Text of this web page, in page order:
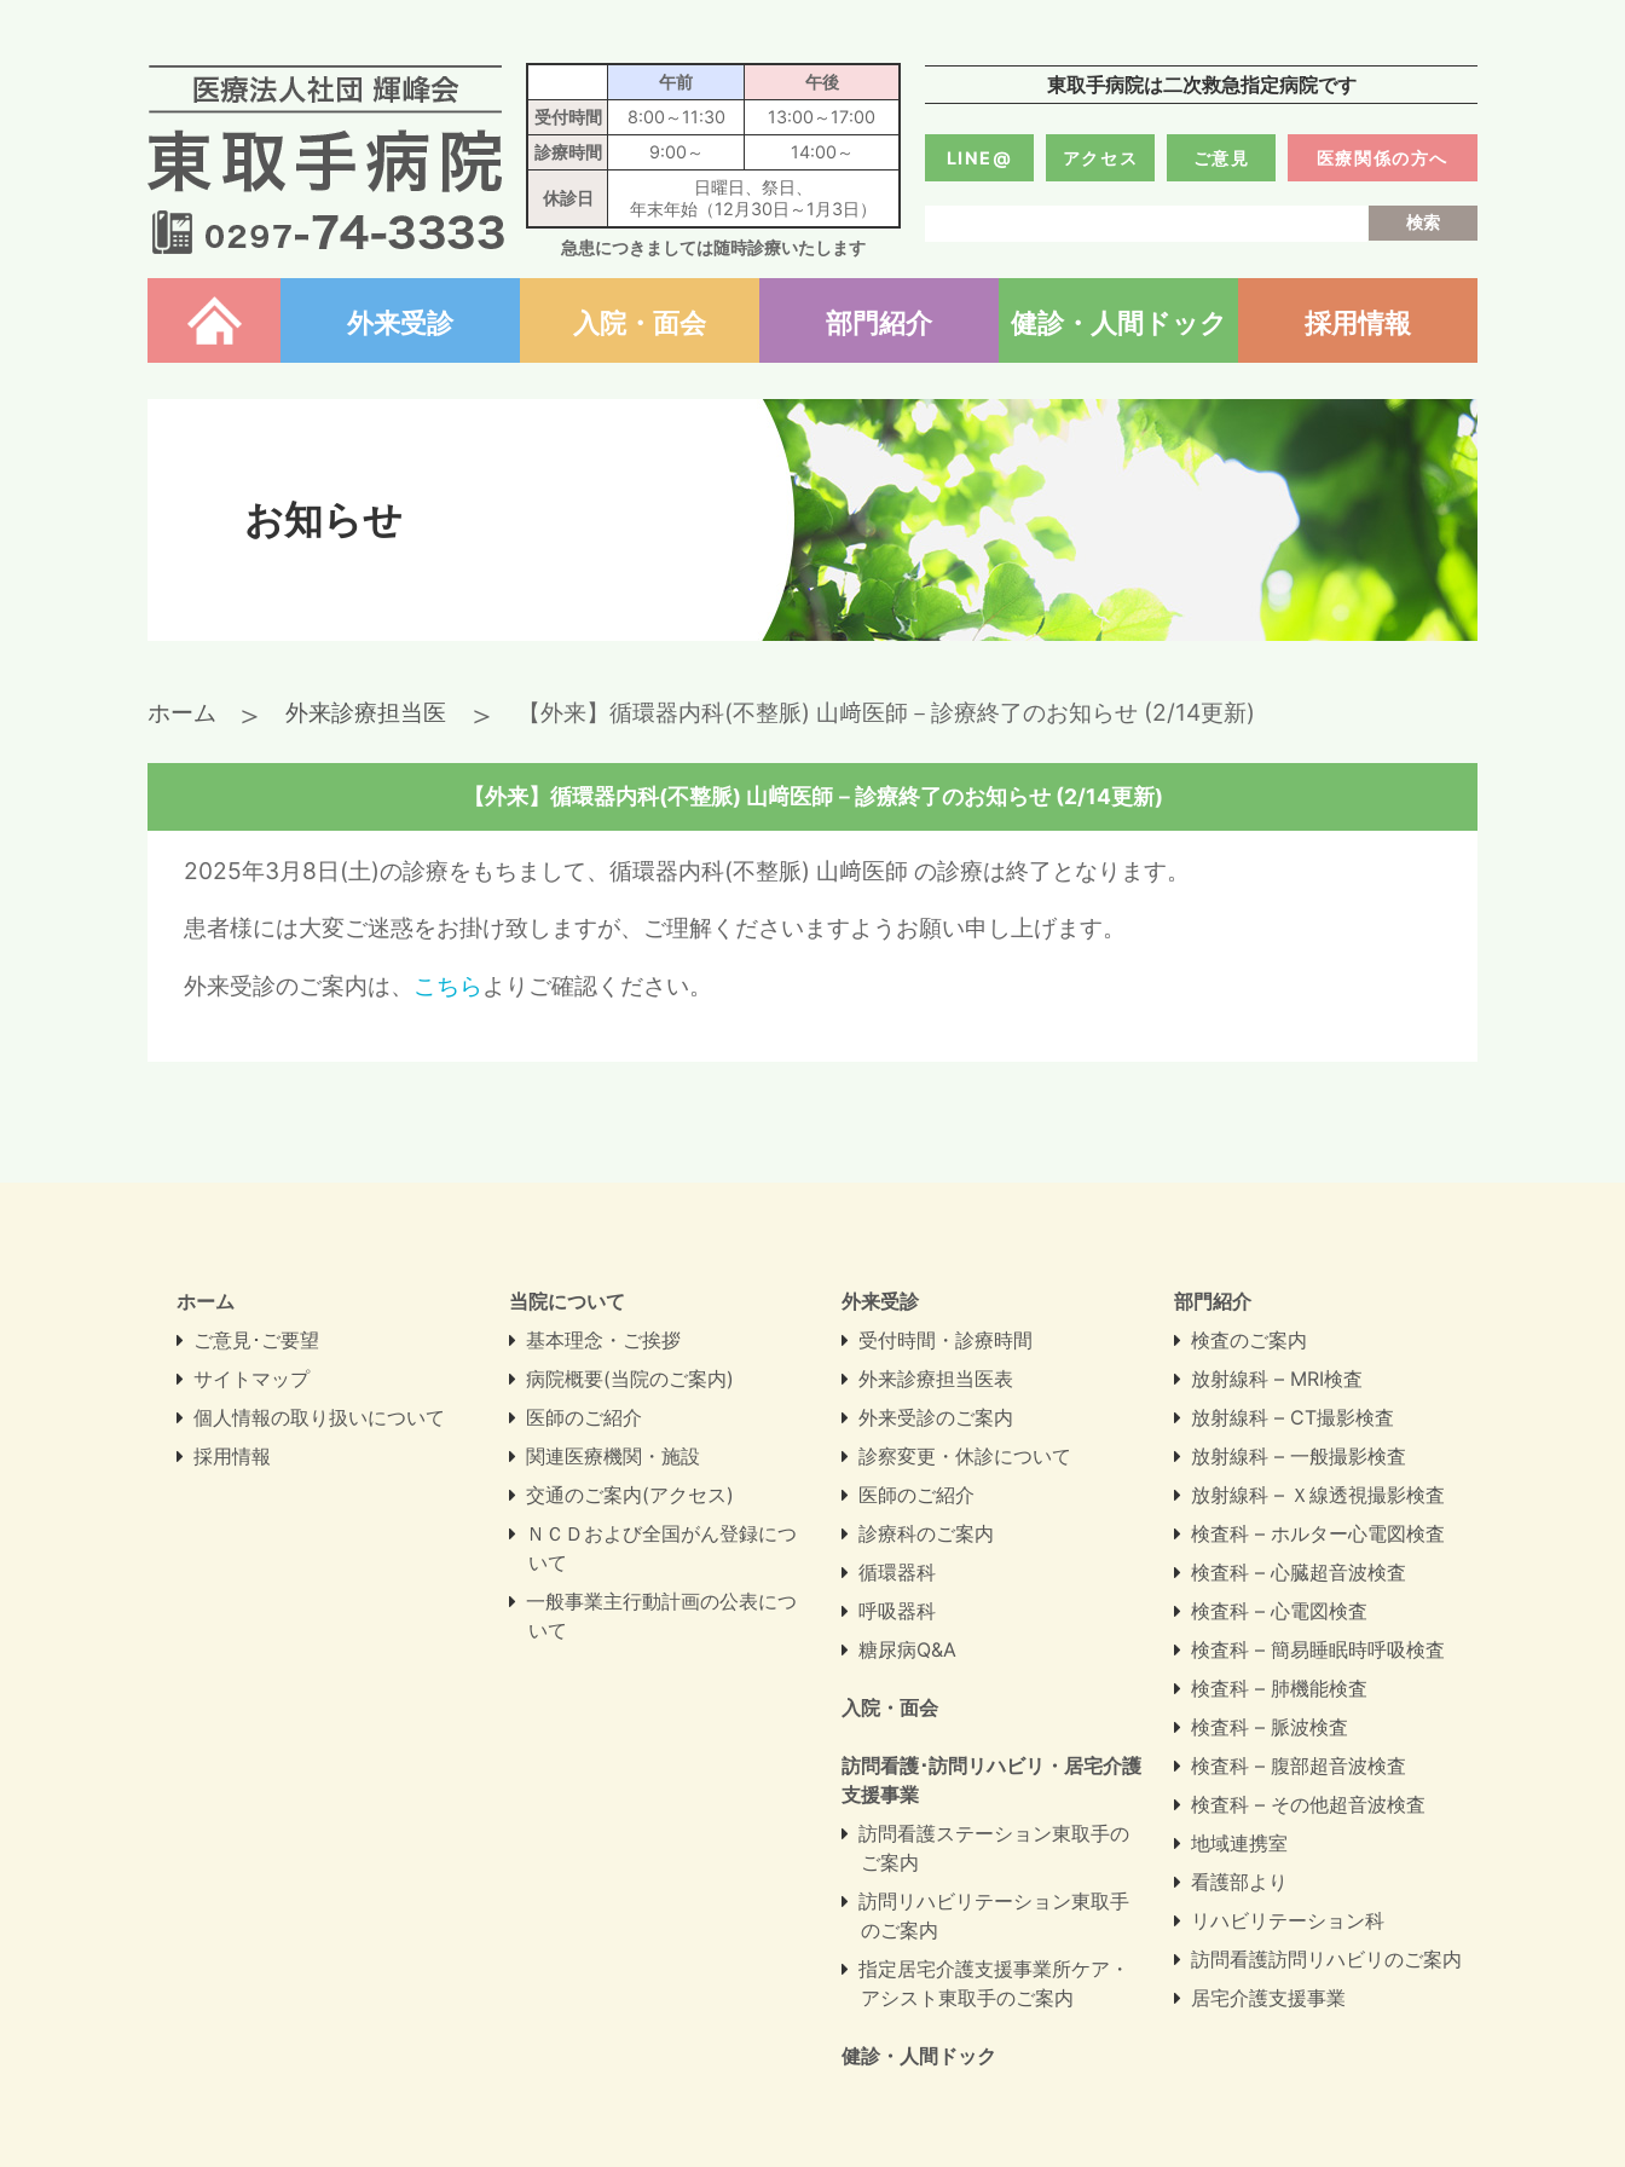
医療法人社団輝峰会 東取手病院
午前
午後
受付時間
8:00～11:30
13:00～17:00
診療時間
9:00～ 14:00～
休診日
日曜日、祭日、
年末年始（12月30日～1月3日）
急患につきましては随時診療いたします
東取手病院は二次救急指定病院です
LINE@ アクセス ご意見 医療関係の方へ
ホーム 外来受診 入院・面会 部門紹介 健診・人間ドック 採用情報
お知らせ
ホーム ＞ 外来診療担当医 ＞ 【外来】循環器内科(不整脈) 山﨑医師－診療終了のお知らせ (2/14更新)
【外来】循環器内科(不整脈) 山﨑医師－診療終了のお知らせ (2/14更新)
2025年3月8日(土)の診療をもちまして、循環器内科(不整脈) 山﨑医師 の診療は終了となります。
患者様には大変ご迷惑をお掛け致しますが、ご理解くださいますようお願い申し上げます。
外来受診のご案内は、 こちら よりご確認ください。
ホーム
ご意見･ご要望
サイトマップ
個人情報の取り扱いについて
採用情報
当院について
基本理念・ご挨拶
病院概要(当院のご案内)
医師のご紹介
関連医療機関・施設
交通のご案内(アクセス)
ＮＣＤおよび全国がん登録につ
いて
一般事業主行動計画の公表につ
いて
外来受診
受付時間・診療時間
外来診療担当医表
外来受診のご案内
診察変更・休診について
医師のご紹介
診療科のご案内
循環器科
呼吸器科
糖尿病Q&A
入院・面会
訪問看護･訪問リハビリ・居宅介護
支援事業
訪問看護ステーション東取手の
ご案内
訪問リハビリテーション東取手
のご案内
指定居宅介護支援事業所ケア・
アシスト東取手のご案内
健診・人間ドック
部門紹介
検査のご案内
放射線科 – MRI検査
放射線科 – CT撮影検査
放射線科 – 一般撮影検査
放射線科 – Ｘ線透視撮影検査
検査科 – ホルター心電図検査
検査科 – 心臓超音波検査
検査科 – 心電図検査
検査科 – 簡易睡眠時呼吸検査
検査科 – 肺機能検査
検査科 – 脈波検査
検査科 – 腹部超音波検査
検査科 – その他超音波検査
地域連携室
看護部より
リハビリテーション科
訪問看護訪問リハビリのご案内
居宅介護支援事業